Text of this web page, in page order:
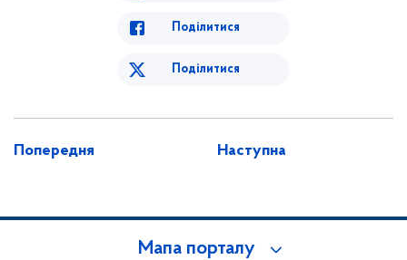
Поділитися
Поділитися
Попередня Наступна
Мапа порталу